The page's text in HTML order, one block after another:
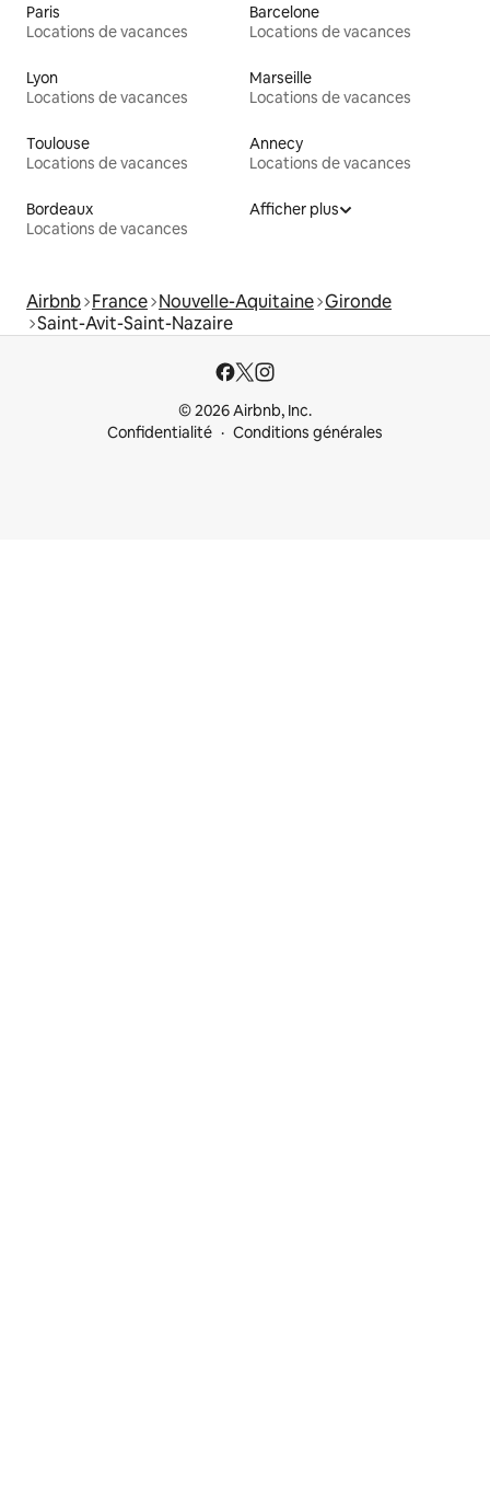
Paris
Locations de vacances
Barcelone
Locations de vacances
Lyon
Locations de vacances
Marseille
Locations de vacances
Toulouse
Locations de vacances
Annecy
Locations de vacances
Bordeaux
Locations de vacances
Afficher plus
Airbnb France Nouvelle-Aquitaine Gironde
Saint-Avit-Saint-Nazaire
© 2026 Airbnb, Inc.
Confidentialité
Conditions générales